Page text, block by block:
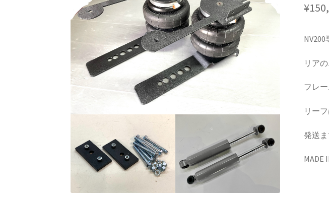
EZ-AIR パワーユニット SYSTEMGROUNDDESIGNSHOLIX FORGED USA by
KRZ-international.co.ltdKRZ-power billet brakeKRZX FORGED WHEELS
KRZX 2PC FORGED WHEEL SIZE/PRICE LISTKRZX FORGED BRAKE SYSTEM
KRZX FORGED CALIPER SYSTEM 適合一覧 PASSENGER CAR KRZX
KRZX FORGED WHEEL ALL DESINGS
PARTSカテゴリー一覧RIDETECH SUSPENSIONSPORZA FORGED WHEEL
WILWOOD BRAKE SYSTEMオーバーホールカート
¥
リア
フレ
リー
発送ま
MADE